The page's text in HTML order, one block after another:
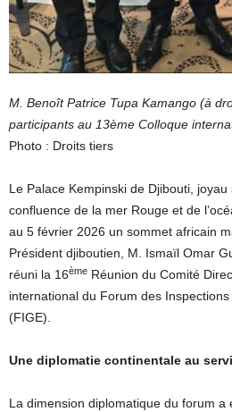
M. Benoît Patrice Tupa Kamango (à
participants au 13ème Colloque
Photo : Droits tiers
Le Palace Kempinski de Djibouti,
confluence de la mer Rouge et de
au 5 février 2026 un sommet africain
Président djiboutien, M. Ismaïl Omar
réuni la 16ème Réunion du Comité
international du Forum des Inspections
(FIGE).
Une diplomatie continentale au
La dimension diplomatique du forum a